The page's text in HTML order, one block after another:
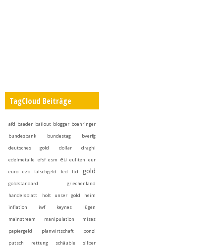
TagCloud Beiträge
afd baader bailout blogger boehringer
bundesbank
bundestag
bverfg
deutsches gold
dollar
draghi
edelmetalle efsf esm eu euliten eur
euro
ezb falschgeld fed ftd gold
goldstandard
griechenland
handelsblatt
holt unser gold heim
inflation
iwf keynes
lügen
mainstream
manipulation
mises
papiergeld
planwirtschaft
ponzi
putsch
rettung schäuble
silber